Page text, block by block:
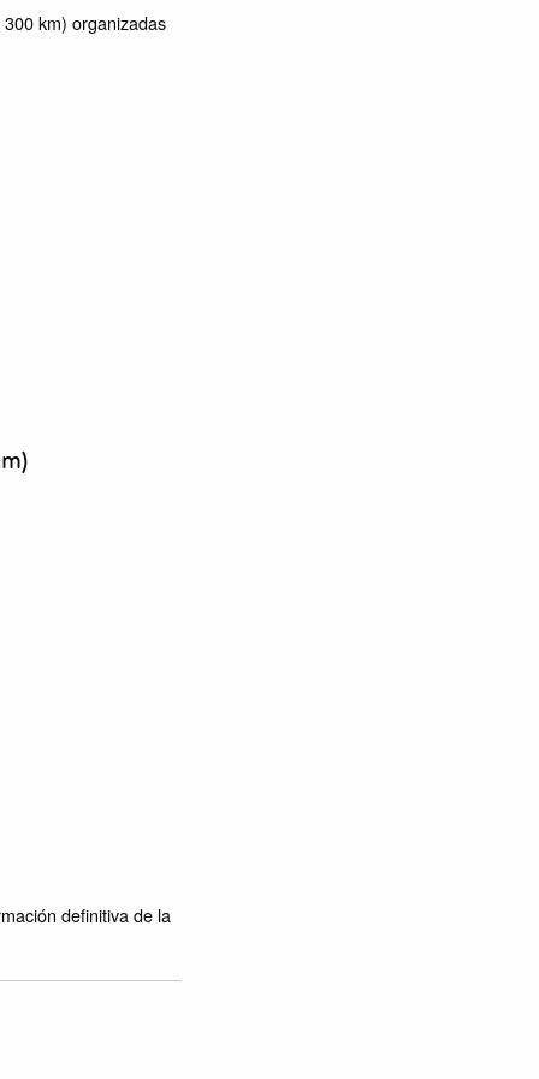
km) organizadas
definitiva de la